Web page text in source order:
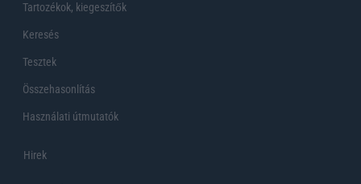
Tartozékok, kiegeszítők
Keresés
Tesztek
Összehasonlítás
Használati útmutatók
Hirek